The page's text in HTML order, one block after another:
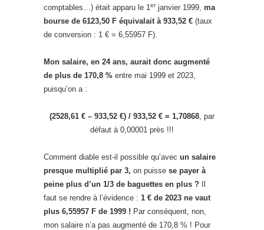
comptables…) était apparu le 1erjanvier 1999, ma
bourse de 6123,50 F équivalait à 933,52 € (taux
de conversion : 1 € = 6,55957 F).
Mon salaire, en 24 ans, aurait donc augmenté
de plus de 170,8 % entre mai 1999 et 2023,
puisqu’on a :
(2528,61 € – 933,52 €) / 933,52 € = 1,70868, par
défaut à 0,00001 près !!!
Comment diable est-il possible qu’avec un salaire
presque multiplié par 3, on puisse se payer à
peine plus d’un 1/3 de baguettes en plus ?
faut se rendre à l’évidence : 1 € de 2023 ne vaut
plus 6,55957 F de 1999 ! Par conséquent, non,
mon salaire n’a pas augmenté de 170,8 % ! Pour